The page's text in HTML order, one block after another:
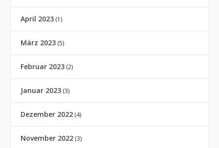
April 2023 (1)
März 2023 (5)
Februar 2023 (2)
Januar 2023 (3)
Dezember 2022 (4)
November 2022 (3)